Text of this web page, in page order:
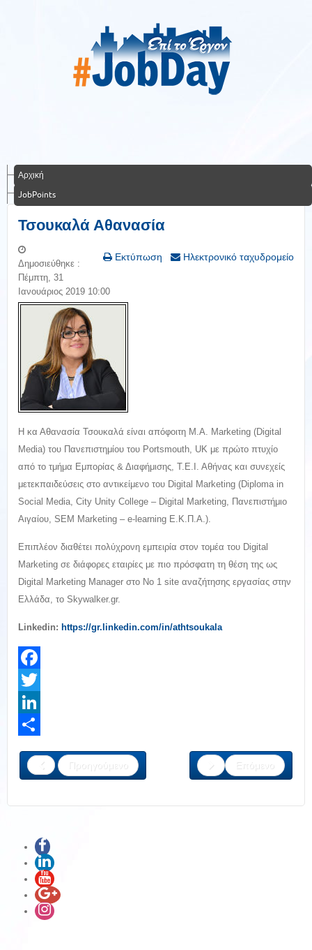
Αρχική
JobPoints
Τσουκαλά Αθανασία
Εκτύπωση Ηλεκτρονικό ταχυδρομείο
Δημοσιεύθηκε :
Πέμπτη, 31
Ιανουάριος 2019 10:00
Η κα Αθανασία Τσουκαλά είναι απόφοιτη M.A. Marketing (Digital
Media) του Πανεπιστημίου του Portsmouth, UK με πρώτο πτυχίο
από το τμήμα Εμπορίας & Διαφήμισης, Τ.Ε.Ι. Αθήνας και συνεχείς
μετεκπαιδεύσεις στο αντικείμενο του Digital Marketing (Diploma in
Social Media, City Unity College – Digital Marketing, Πανεπιστήμιο
Αιγαίου, SEM Marketing – e-learning Ε.Κ.Π.Α.).
Επιπλέον διαθέτει πολύχρονη εμπειρία στον τομέα του Digital
Marketing σε διάφορες εταιρίες με πιο πρόσφατη τη θέση της ως
Digital Marketing Manager στο Νο 1 site αναζήτησης εργασίας στην
Ελλάδα, το Skywalker.gr.
Linkedin: https://gr.linkedin.com/in/athtsoukala
Facebook
Twitter
LinkedIn
Προηγούμενο
Επόμενο